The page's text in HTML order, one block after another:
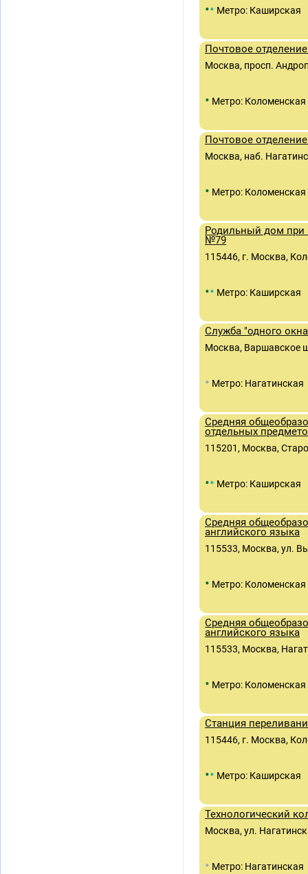
•• Метро: Каширская
Почтовое
Москва, просп.
• Метро: Коломенская
Почтовое
Москва, наб.
• Метро: Коломенская
Родильный дом при
№79
115446, г. Москва,
•• Метро: Каширская
Служба "одного
Москва, Варшавское
• Метро: Нагатинская
Средняя
отдельных
115201, Москва,
•• Метро: Каширская
Средняя
английского языка
115533, Москва, ул.
• Метро: Коломенская
Средняя
английского языка
115533, Москва,
• Метро: Коломенская
Станция
115446, г. Москва,
•• Метро: Каширская
Технологический
Москва, ул.
• Метро: Нагатинская